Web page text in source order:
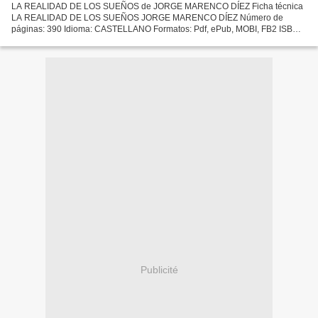
LA REALIDAD DE LOS SUEÑOS de JORGE MARENCO DÍEZ Ficha técnica
LA REALIDAD DE LOS SUEÑOS JORGE MARENCO DÍEZ Número de
páginas: 390 Idioma: CASTELLANO Formatos: Pdf, ePub, MOBI, FB2 ISBN:
Publicité